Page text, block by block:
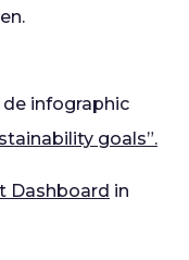
infographic
goals”.
Dashboard in